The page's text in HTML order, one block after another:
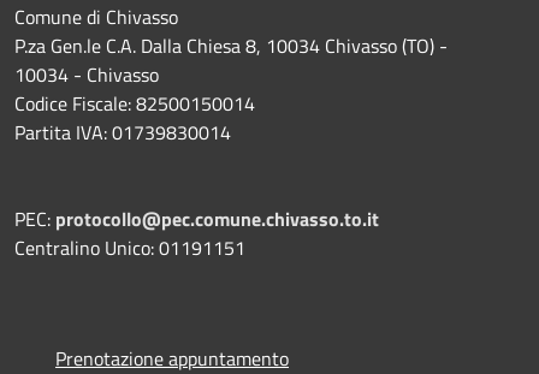
Comune di Chivasso
P.za Gen.le C.A. Dalla Chiesa 8, 10034 Chivasso (TO) -
10034 - Chivasso
Codice Fiscale: 82500150014
Partita IVA: 01739830014
PEC: protocollo@pec.comune.chivasso.to.it
Centralino Unico: 01191151
Prenotazione appuntamento